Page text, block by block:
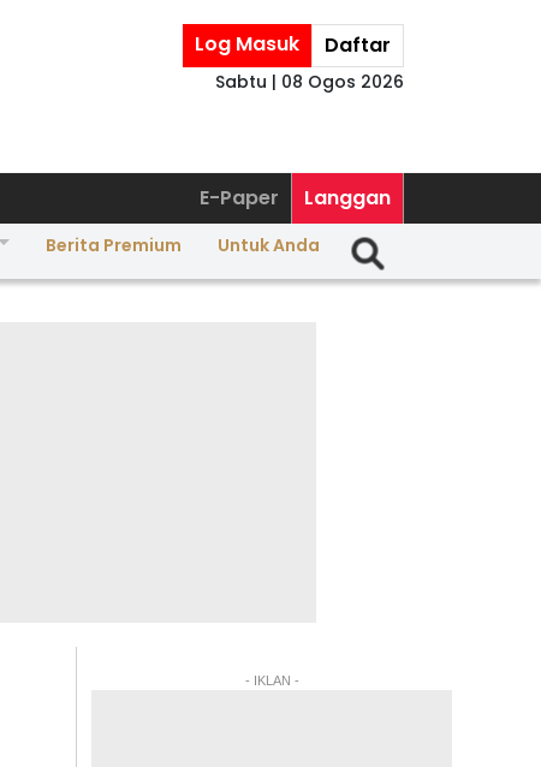
Log Masuk Daftar
Sabtu | 08 Ogos 2026
E-Paper Langgan
Berita Premium Untuk Anda
- IKLAN -